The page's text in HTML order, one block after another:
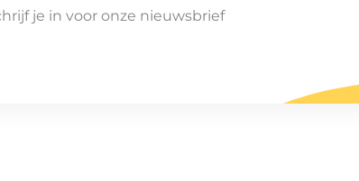
je in voor onze nieuwsbrief